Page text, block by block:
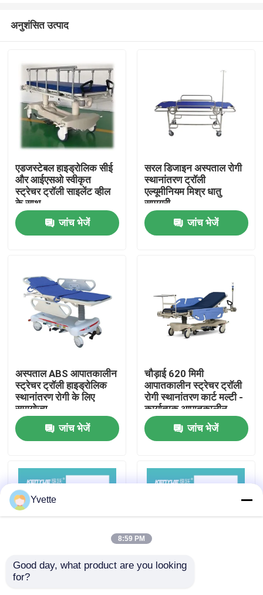
उत्पादों
हमारे बारे में
गुणवत्ता नियंत्रण
हमसे संपर्क करें
समाचार
मामले
अनुशंसित उत्पाद
एडजस्टेबल हाइड्रोलिक सीई
और आईएसओ स्वीकृत
स्ट्रेचर ट्रॉली साइलेंट व्हील
के साथ
जांच भेजें
सरल डिजाइन अस्पताल रोगी
स्थानांतरण ट्रॉली
एल्यूमीनियम मिश्र धातु
सामग्री
जांच भेजें
अस्पताल ABS आपातकालीन
स्ट्रेचर ट्रॉली हाइड्रोलिक
स्थानांतरण रोगी के लिए
समायोज्य
जांच भेजें
चौड़ाई 620 मिमी
आपातकालीन स्ट्रेचर ट्रॉली
रोगी स्थानांतरण कार्ट मल्टी -
कार्यात्मक आपातकालीन
चिकित्सा ट्रॉली
जांच भेजें
एबीएस हैंड्रिल यांत्रिक क्रैंक
Yvette
8:59 PM
Good day, what product are you looking
for?